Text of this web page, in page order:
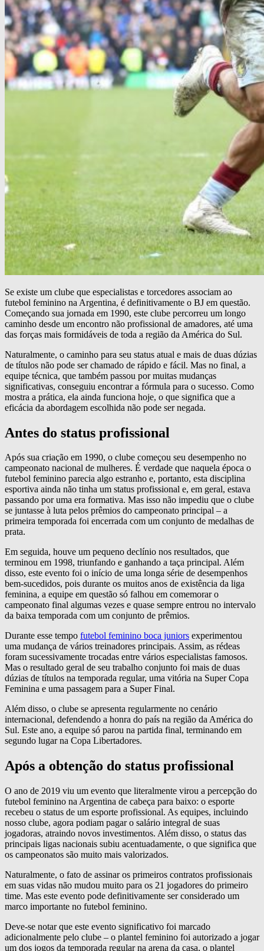
Se existe um clube que especialistas e torcedores associam ao
futebol feminino na Argentina, é definitivamente o BJ em questão.
Começando sua jornada em 1990, este clube percorreu um longo
caminho desde um encontro não profissional de amadores, até uma
das forças mais formidáveis de toda a região da América do Sul.
Naturalmente, o caminho para seu status atual e mais de duas dúzias
de títulos não pode ser chamado de rápido e fácil. Mas no final, a
equipe técnica, que também passou por muitas mudanças
significativas, conseguiu encontrar a fórmula para o sucesso. Como
mostra a prática, ela ainda funciona hoje, o que significa que a
eficácia da abordagem escolhida não pode ser negada.
Antes do status profissional
Após sua criação em 1990, o clube começou seu desempenho no
campeonato nacional de mulheres. É verdade que naquela época o
futebol feminino parecia algo estranho e, portanto, esta disciplina
esportiva ainda não tinha um status profissional e, em geral, estava
passando por uma era formativa. Mas isso não impediu que o clube
se juntasse à luta pelos prêmios do campeonato principal – a
primeira temporada foi encerrada com um conjunto de medalhas de
prata.
Em seguida, houve um pequeno declínio nos resultados, que
terminou em 1998, triunfando e ganhando a taça principal. Além
disso, este evento foi o início de uma longa série de desempenhos
bem-sucedidos, pois durante os muitos anos de existência da liga
feminina, a equipe em questão só falhou em comemorar o
campeonato final algumas vezes e quase sempre entrou no intervalo
da baixa temporada com um conjunto de prêmios.
Durante esse tempo futebol feminino boca juniors experimentou
uma mudança de vários treinadores principais. Assim, as rédeas
foram sucessivamente trocadas entre vários especialistas famosos.
Mas o resultado geral de seu trabalho conjunto foi mais de duas
dúzias de títulos na temporada regular, uma vitória na Super Copa
Feminina e uma passagem para a Super Final.
Além disso, o clube se apresenta regularmente no cenário
internacional, defendendo a honra do país na região da América do
Sul. Este ano, a equipe só parou na partida final, terminando em
segundo lugar na Copa Libertadores.
Após a obtenção do status profissional
O ano de 2019 viu um evento que literalmente virou a percepção do
futebol feminino na Argentina de cabeça para baixo: o esporte
recebeu o status de um esporte profissional. As equipes, incluindo
nosso clube, agora podiam pagar o salário integral de suas
jogadoras, atraindo novos investimentos. Além disso, o status das
principais ligas nacionais subiu acentuadamente, o que significa que
os campeonatos são muito mais valorizados.
Naturalmente, o fato de assinar os primeiros contratos profissionais
em suas vidas não mudou muito para os 21 jogadores do primeiro
time. Mas este evento pode definitivamente ser considerado um
marco importante no futebol feminino.
Deve-se notar que este evento significativo foi marcado
adicionalmente pelo clube – o plantel feminino foi autorizado a jogar
um dos jogos da temporada regular na arena da casa, o plantel